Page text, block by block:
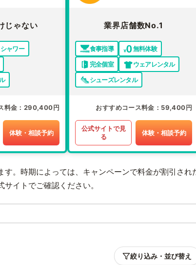
じゃない
シャワー
料金 290,400円
体験・相談予約
業界店舗数No.1
食事指導
無料体験
完全個室
ウェアレンタル
シューズレンタル
おすすめコース料金 59,400円
公式サイトで見
る
体験・相談予約
。時期によっては、キャンペーンで料金が割引され
イトでご確認ください。
絞り込み・並び替え